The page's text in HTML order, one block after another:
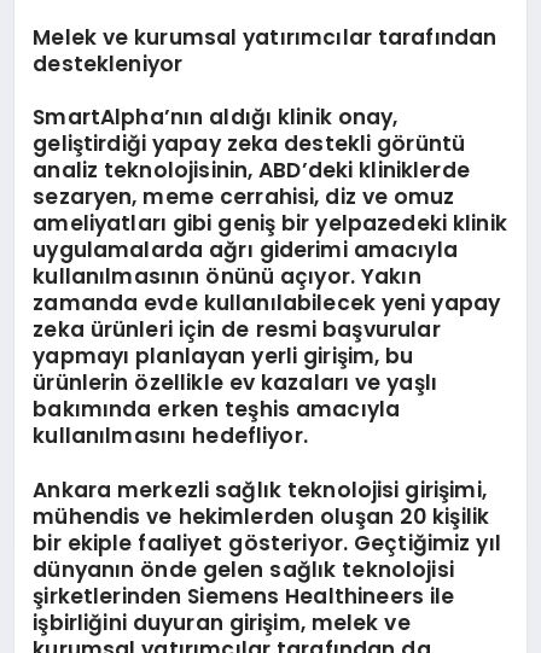
Melek ve kurumsal yatırımcılar tarafından
destekleniyor
SmartAlpha’nın aldığı klinik onay,
geliştirdiği yapay zeka destekli görüntü
analiz teknolojisinin, ABD’deki kliniklerde
sezaryen, meme cerrahisi, diz ve omuz
ameliyatları gibi geniş bir yelpazedeki klinik
uygulamalarda ağrı giderimi amacıyla
kullanılmasının önünü açıyor. Yakın
zamanda evde kullanılabilecek yeni yapay
zeka ürünleri için de resmi başvurular
yapmayı planlayan yerli girişim, bu
ürünlerin özellikle ev kazaları ve yaşlı
bakımında erken teşhis amacıyla
kullanılmasını hedefliyor.
Ankara merkezli sağlık teknolojisi girişimi,
mühendis ve hekimlerden oluşan 20 kişilik
bir ekiple faaliyet gösteriyor. Geçtiğimiz yıl
dünyanın önde gelen sağlık teknolojisi
şirketlerinden Siemens Healthineers ile
işbirliğini duyuran girişim, melek ve